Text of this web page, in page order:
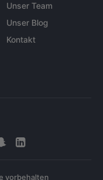
Unser Team
Unser Blog
Kontakt
vorbehalten